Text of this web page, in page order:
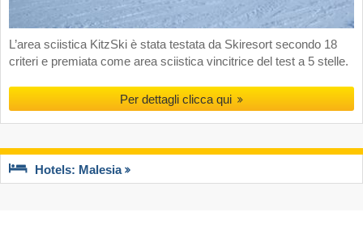
L’area sciistica KitzSki è stata testata da Skiresort secondo 18
criteri e premiata come area sciistica vincitrice del test a 5 stelle.
Per dettagli clicca qui
Hotels: Malesia